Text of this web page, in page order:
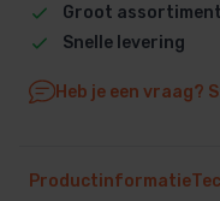
Groot assortiment
Snelle levering
Heb je een vraag?
Productinformatie